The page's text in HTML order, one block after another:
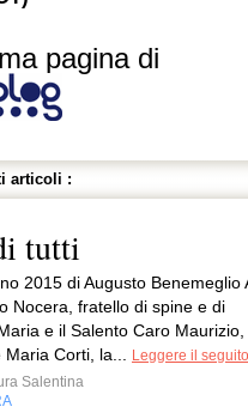
pagina di
articoli :
tutti
2015 di Augusto Benemeglio
Nocera, fratello di spine e di
e il Salento Caro Maurizio,
Corti, la...
Leggere il seguito
Salentina